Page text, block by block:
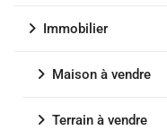
Immobilier
Maison à vendre
Terrain à vendre